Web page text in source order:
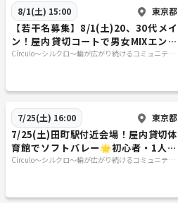
8/1(土) 15:00 東京都
【若干名募集】8/1(土)20、30代メイ
ン！屋内貸切コートで男女MIXエンジ
ョイフットサル⚽️初心者・1人参加歓迎
Círculo〜シルクロ〜輪が広がり続けるコミュニティ
7/25(土) 16:00 東京都
7/25(土)田町駅付近会場！屋内貸切体
育館でソフトバレー🌟初心者・1人参
加歓迎！
Círculo〜シルクロ〜輪が広がり続けるコミュニティ